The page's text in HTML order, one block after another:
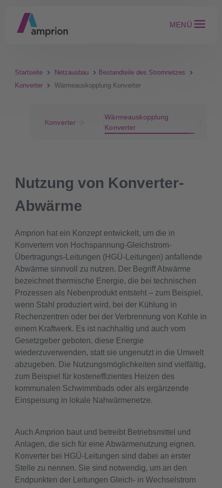
MENÜ
Startseite Netzausbau
Bestandteile des Stromnetzes
Konverter
Wärmeauskopplung Konverter
Konverter
Wärmeauskopplung
Konverter
Nutzung von Konverter-
Abwärme
Amprion hat ein Konzept entwickelt, um die in
Konvertern von Hochspannung-Gleichstrom-
Übertragungs-Leitungen (HGÜ-Leitungen) anfallende
Abwärme sinnvoll zu nutzen. Der Begriff Abwärme
bezeichnet thermische Energie, die bei technischen
Prozessen als Nebenprodukt entsteht – zum Beispiel,
wenn Stahl produziert wird, bei der Kühlung in
Rechenzentren oder bei der Verbrennung von Kohle in
einem Kraftwerk. Es ist nachhaltig und auch vom
Gesetzgeber geboten, diese Energie
wiederzuverwenden, statt sie ungenutzt in die Umwelt
abzugeben. Die Nutzungsmöglichkeiten sind vielfältig,
zum Beispiel für kosteneffizientes Heizen des
kommunalen Schwimmbads oder als ergänzende
Einspeisung in lokale Nahwärmenetze.
Auch Amprion baut und betreibt Betriebsmittel und
Anlagen, die sich für eine Abwärmenutzung eignen.
Konverter bei HGÜ-Leitungen sind dabei an erster
Stelle zu nennen. Sie sind notwendig, um an den
Endpunkten der Leitungen Gleich- in Wechselstrom